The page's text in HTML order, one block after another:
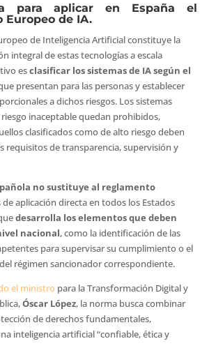
para aplicar en España el
Europeo de IA.
de Inteligencia Artificial constituye la
integral de estas tecnologías a escala
esclasificar los sistemas de IA según el
presentan para las personas y establecer
a dichos riesgos. Los sistemas
inaceptable quedan prohibidos,
clasificados como de alto riesgo deben
requisitos de transparencia, supervisión y
no sustituye al reglamento
de aplicación directa en todos los Estados
desarrolla los elementos que deben
nacional, como la identificación de las
para supervisar su cumplimiento o el
régimen sancionador correspondiente.
el ministro para la Transformación Digital y
Óscar López, la norma busca combinar
de derechos fundamentales,
inteligencia artificial “confiable, ética y